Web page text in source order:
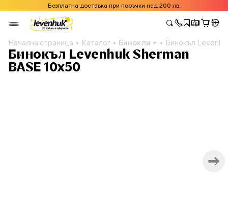
Безплатна доставка при поръчки над 200 лв.
Начална страница Каталог Бинокли Бинокъл
Бинокъл Levenhuk Sherman
BASE 10x50